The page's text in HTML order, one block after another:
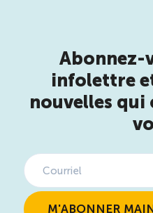
Abonnez-
infolettre
nouvelles